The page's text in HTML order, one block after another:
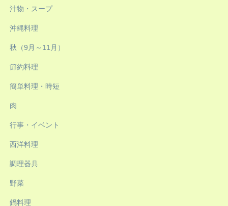
汁物・スープ
沖縄料理
秋（9月～11月）
節約料理
簡単料理・時短
肉
行事・イベント
西洋料理
調理器具
野菜
鍋料理